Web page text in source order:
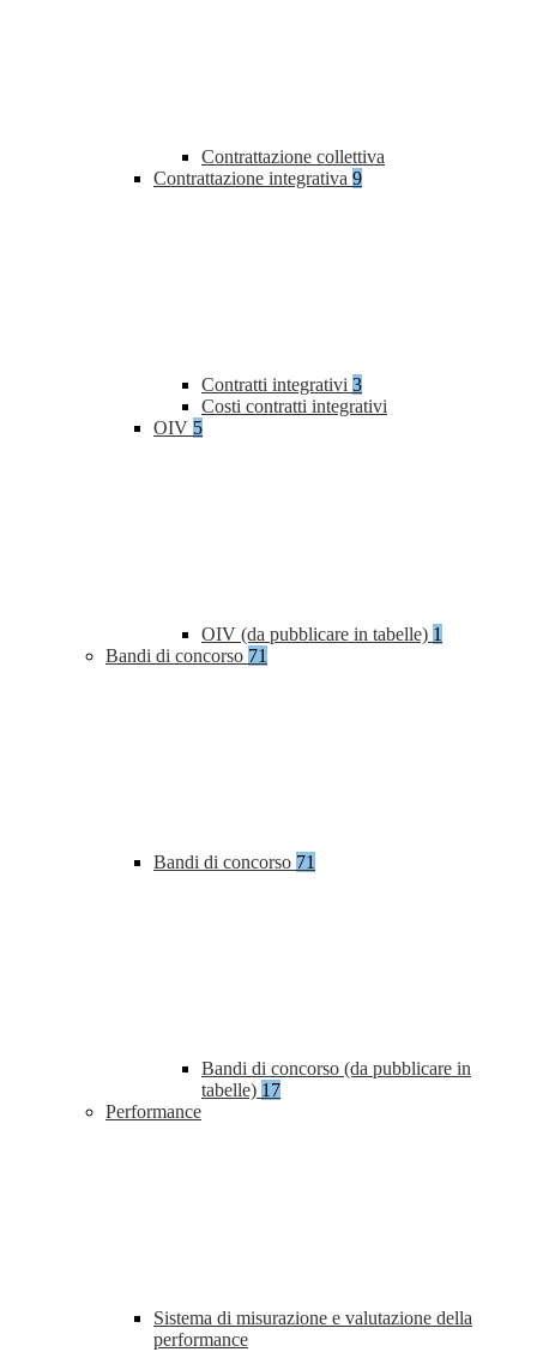
Contrattazione collettiva
Contrattazione integrativa 9
Contratti integrativi 3
Costi contratti integrativi
OIV 5
OIV (da pubblicare in tabelle) 1
Bandi di concorso 71
Bandi di concorso 71
Bandi di concorso (da pubblicare in
tabelle) 17
Performance
Sistema di misurazione e valutazione della
performance